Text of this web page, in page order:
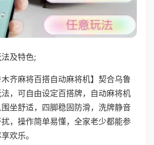
及特色;
木齐麻将百搭自动麻将机】契合乌鲁
，可自由设定百搭牌，自动麻将机
坐舒适，四脚稳固防滑，洗牌静音
，操作简单易懂，全家老少都能参
欢乐。